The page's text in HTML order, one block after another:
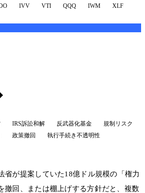
IVV VTI QQQ IWM
XLF
IRS訴訟和解 反武器化基金
規制リスク
政策撤回
執行手続き不透明性
省が提案していた18億ドル規模の「権力
撤回、または棚上げする方針だと、複数